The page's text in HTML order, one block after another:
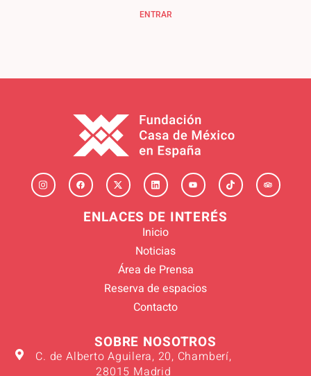
ENTRAR
ENLACES DE INTERÉS
Inicio
Noticias
Área de Prensa
Reserva de espacios
Contacto
SOBRE NOSOTROS
C. de Alberto Aguilera, 20, Chamberí,
28015 Madrid